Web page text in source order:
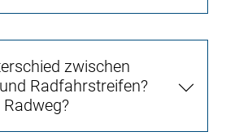
zwischen
Radfahrstreifen?